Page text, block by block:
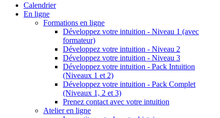
Calendrier
En ligne
Formations en ligne
Développez votre intuition - Niveau 1 (avec
formateur)
Développez votre intuition - Niveau 2
Développez votre intuition - Niveau 3
Développez votre intuition - Pack Intuition
(Niveaux 1 et 2)
Développez votre intuition - Pack Complet
(Niveaux 1, 2 et 3)
Prenez contact avec votre intuition
Atelier en ligne